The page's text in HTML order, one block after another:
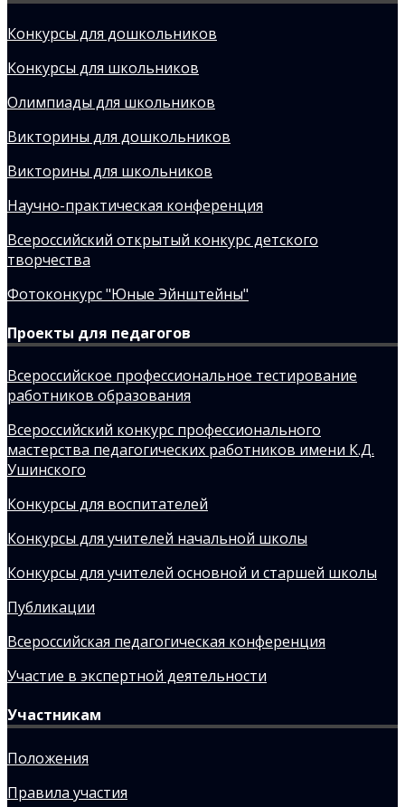
Конкурсы для дошкольников
Конкурсы для школьников
Олимпиады для школьников
Викторины для дошкольников
Викторины для школьников
Научно-практическая конференция
Всероссийский открытый конкурс детского
творчества
Фотоконкурс "Юные Эйнштейны"
Проекты для педагогов
Всероссийское профессиональное тестирование
работников образования
Всероссийский конкурс профессионального
мастерства педагогических работников имени К.Д.
Ушинского
Конкурсы для воспитателей
Конкурсы для учителей начальной школы
Конкурсы для учителей основной и старшей школы
Публикации
Всероссийская педагогическая конференция
Участие в экспертной деятельности
Участникам
Положения
Правила участия